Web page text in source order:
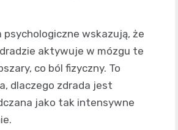
psychologiczne wskazują, że
aktywuje w mózgu te
co ból fizyczny. To
dlaczego zdrada jest
jako tak intensywne